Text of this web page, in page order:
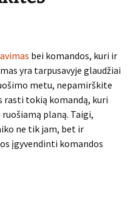
bei komandos, kuri ir
yra tarpusavyje glaudžiai
metu, nepamirškite
rasti tokią komandą, kuri
planą. Taigi,
ne tik jam, bet ir
įgyvendinti komandos